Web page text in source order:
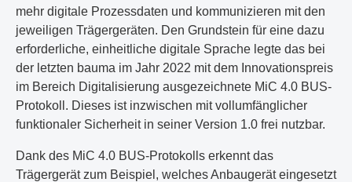
mehr digitale Prozessdaten und kommunizieren mit den
jeweiligen Trägergeräten. Den Grundstein für eine dazu
erforderliche, einheitliche digitale Sprache legte das bei
der letzten bauma im Jahr 2022 mit dem Innovationspreis
im Bereich Digitalisierung ausgezeichnete MiC 4.0 BUS-
Protokoll. Dieses ist inzwischen mit vollumfänglicher
funktionaler Sicherheit in seiner Version 1.0 frei nutzbar.
Dank des MiC 4.0 BUS-Protokolls erkennt das
Trägergerät zum Beispiel, welches Anbaugerät eingesetzt